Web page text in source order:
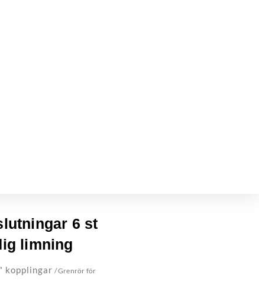
6 st
limning
kopplingar / Grenrör för